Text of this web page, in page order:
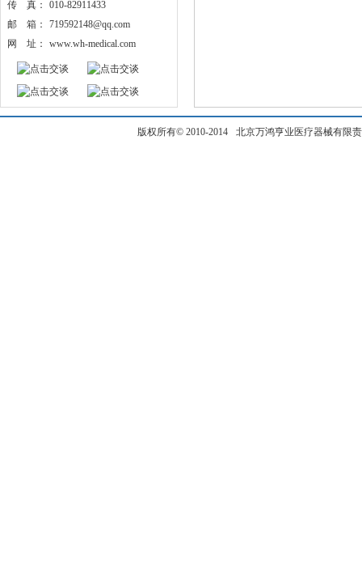
传 真：
010-82911433
邮 箱：
719592148@qq.com
网 址：
www.wh-medical.com
版权所有© 2010-2014 北京万鸿亨业医疗器械有限